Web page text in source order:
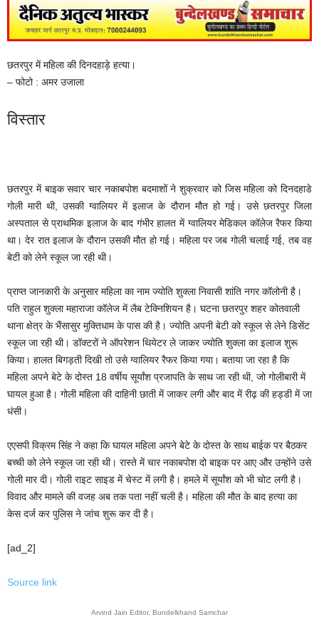
छतरपुर में महिला की दिनदहाड़े हत्या।
– फोटो : अमर उजाला
विस्तार
छतरपुर में बाइक सवार चार नकाबपोश बदमाशों ने शुक्रवार को जिस महिला को दिनदहाडे
गोली मारी थी, उसकी ग्वालियर में इलाज के दौरान मौत हो गई। उसे छतरपुर जिला
अस्पताल से प्राथमिक इलाज के बाद गंभीर हालत में ग्वालियर मेडिकल कॉलेज रैफर किया
था। देर रात इलाज के दौरान उसकी मौत हो गई। महिला पर जब गोली चलाई गई, तब वह
बेटी को लेने स्कूल जा रही थी।
प्राप्त जानकारी के अनुसार महिला का नाम ज्योति शुक्ला निवासी शांति नगर कॉलोनी है।
पति राहुल शुक्ला महाराजा कॉलेज में लैब टेक्निशियन है। घटना छतरपुर शहर कोतवाली
थाना क्षेत्र के भैंसासुर मुक्तिधाम के पास की है। ज्योति अपनी बेटी को स्कूल से लेने डिसेंट
स्कूल जा रही थी। डॉक्टरों ने ऑपरेशन थियेटर ले जाकर ज्योति शुक्ला का इलाज शुरू
किया। हालत बिगड़ती दिखी तो उसे ग्वालियर रैफर किया गया। बताया जा रहा है कि
महिला अपने बेटे के दोस्त 18 वर्षीय सूर्यांश प्रजापति के साथ जा रही थी, जो गोलीबारी में
घायल हुआ है। गोली महिला की दाहिनी छाती में जाकर लगी और बाद में रीढ़ की हड्डी में जा
धंसी।
एएसपी विक्रम सिंह ने कहा कि घायल महिला अपने बेटे के दोस्त के साथ बाईक पर बैठकर
बच्ची को लेने स्कूल जा रही थी। रास्ते में चार नकाबपोश दो बाइक पर आए और उन्होंने उसे
गोली मार दी। गोली राइट साइड में चेस्ट में लगी है। हमले में सूर्यांश को भी चोट लगी है।
विवाद और मामले की वजह अब तक पता नहीं चली है। महिला की मौत के बाद हत्या का
केस दर्ज कर पुलिस ने जांच शुरू कर दी है।
[ad_2]
Source link
Arvind Jain Editor, Bundelkhand Samchar